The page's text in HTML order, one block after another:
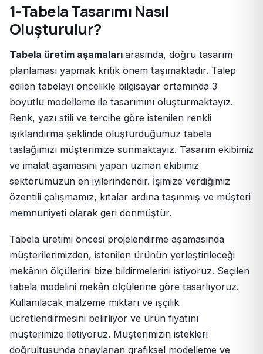
1-Tabela Tasarımı Nasıl
Oluşturulur?
Tabela üretim aşamaları arasında, doğru tasarım
planlaması yapmak kritik önem taşımaktadır. Talep
edilen tabelayı öncelikle bilgisayar ortamında 3
boyutlu modelleme ile tasarımını oluşturmaktayız.
Renk, yazı stili ve tercihe göre istenilen renkli
ışıklandırma şeklinde oluşturduğumuz tabela
taslağımızı müşterimize sunmaktayız. Tasarım ekibimiz
ve imalat aşamasını yapan uzman ekibimiz
sektörümüzün en iyilerindendir. İşimize verdiğimiz
özentili çalışmamız, kıtalar ardına taşınmış ve müşteri
memnuniyeti olarak geri dönmüştür.
Tabela üretimi öncesi projelendirme aşamasında
müşterilerimizden, istenilen ürünün yerleştirileceği
mekânın ölçülerini bize bildirmelerini istiyoruz. Seçilen
tabela modelini mekân ölçülerine göre tasarlıyoruz.
Kullanılacak malzeme miktarı ve işçilik
ücretlendirmesini belirliyor ve ürün fiyatını
müşterimize iletiyoruz. Müşterimizin istekleri
doğrultusunda onaylanan grafiksel modelleme ve